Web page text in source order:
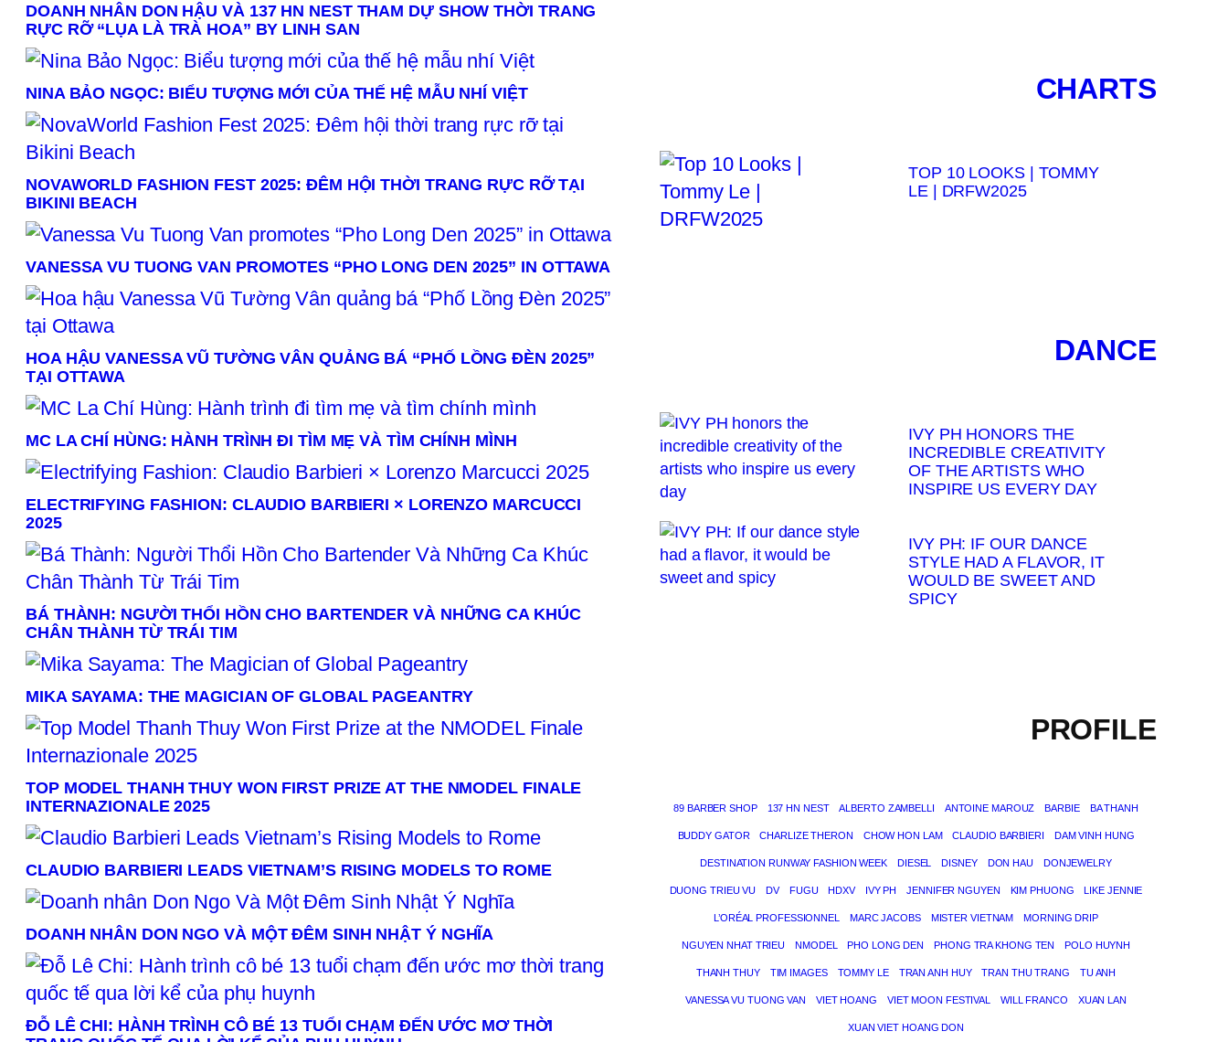
DOANH NHÂN DON HẬU VÀ 137 HN NEST THAM DỰ SHOW THỜI TRANG
RỰC RỠ “LỤA LÀ TRÀ HOA” BY LINH SAN
NINA BẢO NGỌC: BIỂU TƯỢNG MỚI CỦA THẾ HỆ MẪU NHÍ VIỆT
NOVAWORLD FASHION FEST 2025: ĐÊM HỘI THỜI TRANG RỰC RỠ TẠI
BIKINI BEACH
VANESSA VU TUONG VAN PROMOTES “PHO LONG DEN 2025” IN OTTAWA
HOA HẬU VANESSA VŨ TƯỜNG VÂN QUẢNG BÁ “PHỐ LỒNG ĐÈN 2025”
TẠI OTTAWA
MC LA CHÍ HÙNG: HÀNH TRÌNH ĐI TÌM MẸ VÀ TÌM CHÍNH MÌNH
ELECTRIFYING FASHION: CLAUDIO BARBIERI × LORENZO MARCUCCI
2025
BÁ THÀNH: NGƯỜI THỔI HỒN CHO BARTENDER VÀ NHỮNG CA KHÚC
CHÂN THÀNH TỪ TRÁI TIM
MIKA SAYAMA: THE MAGICIAN OF GLOBAL PAGEANTRY
TOP MODEL THANH THUY WON FIRST PRIZE AT THE NMODEL FINALE
INTERNAZIONALE 2025
CLAUDIO BARBIERI LEADS VIETNAM’S RISING MODELS TO ROME
DOANH NHÂN DON NGO VÀ MỘT ĐÊM SINH NHẬT Ý NGHĨA
ĐỖ LÊ CHI: HÀNH TRÌNH CÔ BÉ 13 TUỔI CHẠM ĐẾN ƯỚC MƠ THỜI
CHARTS
TOP 10 LOOKS | TOMMY
LE | DRFW2025
DANCE
IVY PH HONORS THE
INCREDIBLE CREATIVITY
OF THE ARTISTS WHO
INSPIRE US EVERY DAY
IVY PH: IF OUR DANCE
STYLE HAD A FLAVOR, IT
WOULD BE SWEET AND
SPICY
PROFILE
89 BARBER SHOP 137 HN NEST ALBERTO ZAMBELLI ANTOINE MAROUZ BARBIE BA THANH
BUDDY GATOR CHARLIZE THERON CHOW HON LAM CLAUDIO BARBIERI DAM VINH HUNG
DESTINATION RUNWAY FASHION WEEK DIESEL DISNEY DON HAU DONJEWELRY
DUONG TRIEU VU DV FUGU HDXV IVY PH JENNIFER NGUYEN KIM PHUONG LIKE JENNIE
L’ORÉAL PROFESSIONNEL MARC JACOBS MISTER VIETNAM MORNING DRIP
NGUYEN NHAT TRIEU NMODEL PHO LONG DEN PHONG TRA KHONG TEN POLO HUYNH
THANH THUY TIM IMAGES TOMMY LE TRAN ANH HUY TRAN THU TRANG TU ANH
VANESSA VU TUONG VAN VIET HOANG VIET MOON FESTIVAL WILL FRANCO XUAN LAN
XUAN VIET HOANG DON